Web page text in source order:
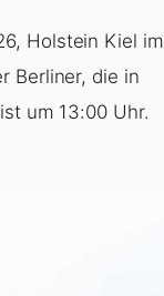
Holstein Kiel im
Berliner, die in
um 13:00 Uhr.